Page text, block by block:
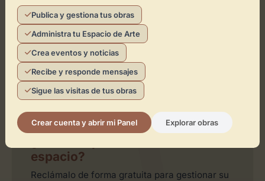
espacio?
Reclámalo de forma gratuita para gestionar su
Publica y gestiona tus obras
Administra tu Espacio de Arte
Crea eventos y noticias
Recibe y responde mensajes
Sigue las visitas de tus obras
Crear cuenta y abrir mi Panel Explorar obras